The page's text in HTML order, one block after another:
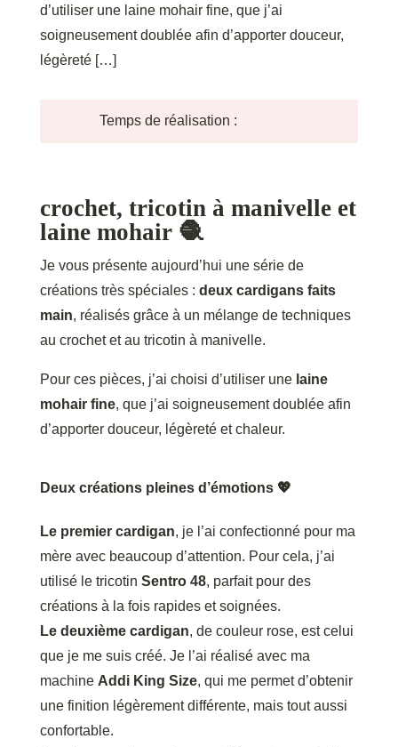
d’utiliser une laine mohair fine, que j’ai
soigneusement doublée afin d’apporter douceur,
légèreté […]
Temps de réalisation :
crochet, tricotin à manivelle et
laine mohair 🧶
Je vous présente aujourd’hui une série de
créations très spéciales : deux cardigans faits
main, réalisés grâce à un mélange de techniques
au crochet et au tricotin à manivelle.
Pour ces pièces, j’ai choisi d’utiliser une laine
mohair fine, que j’ai soigneusement doublée afin
d’apporter douceur, légèreté et chaleur.
Deux créations pleines d’émotions 💖
Le premier cardigan, je l’ai confectionné pour ma
mère avec beaucoup d’attention. Pour cela, j’ai
utilisé le tricotin Sentro 48, parfait pour des
créations à la fois rapides et soignées.
Le deuxième cardigan, de couleur rose, est celui
que je me suis créé. Je l’ai réalisé avec ma
machine Addi King Size, qui me permet d’obtenir
une finition légèrement différente, mais tout aussi
confortable.